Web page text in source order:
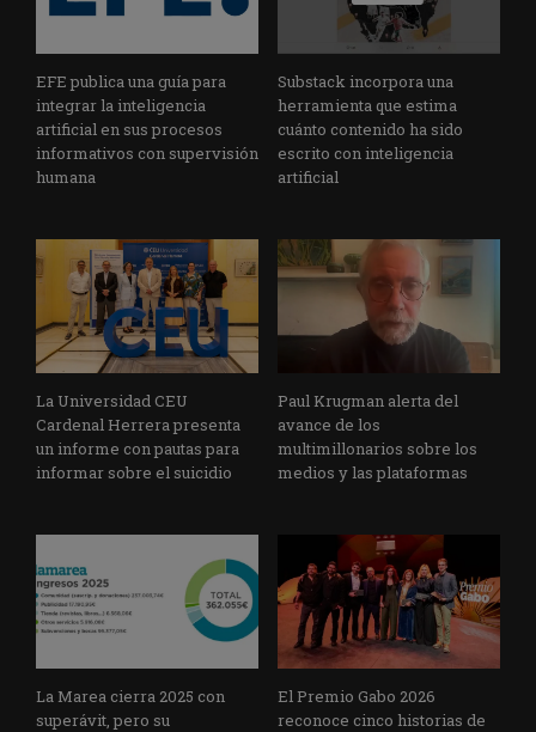
EFE publica una guía para
integrar la inteligencia
artificial en sus procesos
informativos con supervisión
humana
Substack incorpora una
herramienta que estima
cuánto contenido ha sido
escrito con inteligencia
artificial
La Universidad CEU
Cardenal Herrera presenta
un informe con pautas para
informar sobre el suicidio
Paul Krugman alerta del
avance de los
multimillonarios sobre los
medios y las plataformas
La Marea cierra 2025 con
superávit, pero su
El Premio Gabo 2026
reconoce cinco historias de